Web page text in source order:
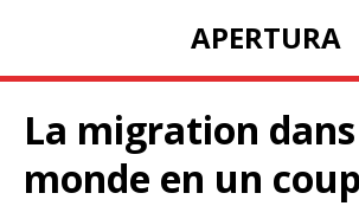
APERTURA
La migration
monde en un